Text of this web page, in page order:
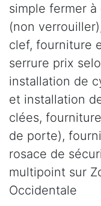
simple fermer
(non
clef, fourniture
serrure prix
installation de
et installation
clées,
de porte),
rosace de
multipoint sur
Occidentale